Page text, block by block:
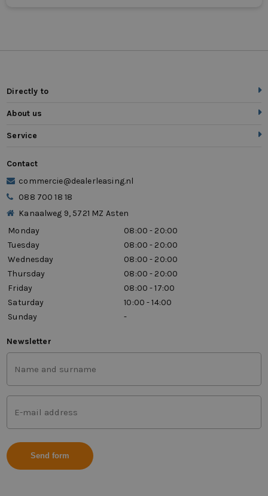
Directly to
About us
Service
Contact
commercie@dealerleasing.nl
088 700 18 18
Kanaalweg 9, 5721 MZ Asten
Monday
08:00 - 20:00
Tuesday
08:00 - 20:00
Wednesday
08:00 - 20:00
Thursday
08:00 - 20:00
Friday
08:00 - 17:00
Saturday
10:00 - 14:00
Sunday
-
Newsletter
and
last
name
(Vereist)
address
(Vereist)